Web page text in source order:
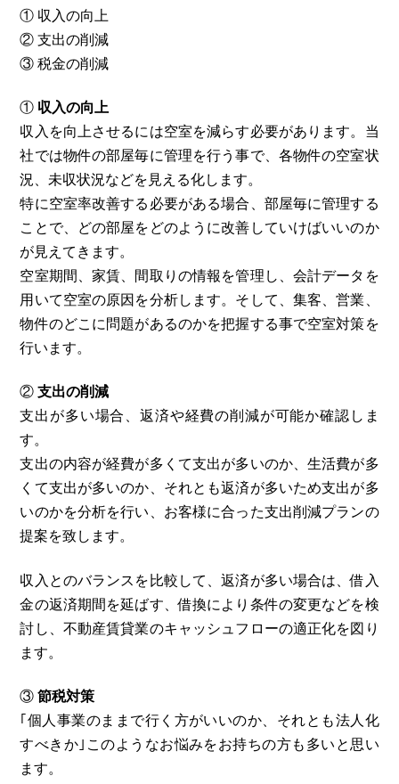
① 収入の向上
② 支出の削減
③ 税金の削減
① 収入の向上
収入を向上させるには空室を減らす必要があります。当
社では物件の部屋毎に管理を行う事で、各物件の空室状
況、未収状況などを見える化します。
特に空室率改善する必要がある場合、部屋毎に管理する
ことで、どの部屋をどのように改善していけばいいのか
が見えてきます。
空室期間、家賃、間取りの情報を管理し、会計データを
用いて空室の原因を分析します。そして、集客、営業、
物件のどこに問題があるのかを把握する事で空室対策を
行います。
②支出の削減
支出が多い場合、返済や経費の削減が可能か確認しま
す。
支出の内容が経費が多くて支出が多いのか、生活費が多
くて支出が多いのか、それとも返済が多いため支出が多
いのかを分析を行い、お客様に合った支出削減プランの
提案を致します。
収入とのバランスを比較して、返済が多い場合は、借入
金の返済期間を延ばす、借換により条件の変更などを検
討し、不動産賃貸業のキャッシュフローの適正化を図り
ます。
③節税対策
｢個人事業のままで行く方がいいのか、それとも法人化
すべきか｣このようなお悩みをお持ちの方も多いと思い
ます。